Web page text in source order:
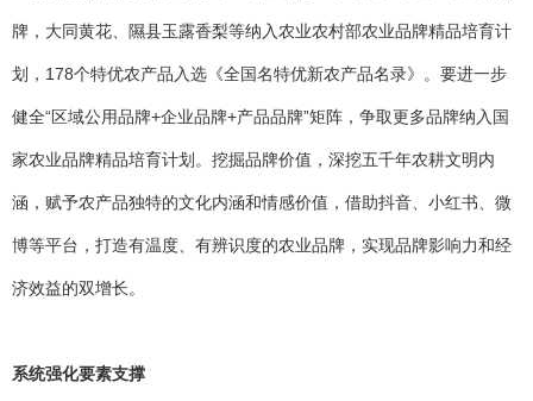
牌，大同黄花、隰县玉露香梨等纳入农业农村部农业品牌精品培育计
划，178个特优农产品入选《全国名特优新农产品名录》。要进一步
健全“区域公用品牌+企业品牌+产品品牌”矩阵，争取更多品牌纳入国
家农业品牌精品培育计划。挖掘品牌价值，深挖五千年农耕文明内
涵，赋予农产品独特的文化内涵和情感价值，借助抖音、小红书、微
博等平台，打造有温度、有辨识度的农业品牌，实现品牌影响力和经
济效益的双增长。
系统强化要素支撑